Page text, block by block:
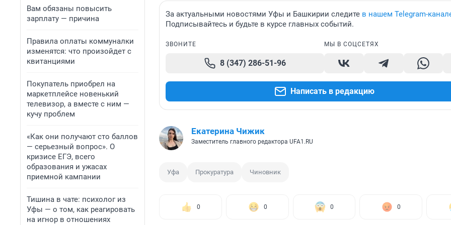
Вам обязаны повысить
зарплату — причина
Правила оплаты коммуналки
изменятся: что произойдет с
квитанциями
Покупатель приобрел на
маркетплейсе новенький
телевизор, а вместе с ним —
кучу проблем
«Как они получают сто баллов
— серьезный вопрос». О
кризисе ЕГЭ, всего
образования и ужасах
приемной кампании
Тишина в чате: психолог из
Уфы — о том, как реагировать
на игнор в отношениях
За актуальными новостями Уфы и Башкирии следите в нашем Telegram-
Подписывайтесь и будьте в курсе главных событий.
ЗВОНИТЕ
8 (347) 286-51-96
МЫ В СОЦСЕТЯХ
Написать в редакцию
Екатерина Чижик
Заместитель главного редактора UFA1.RU
Уфа Прокуратура Чиновник
0 0 0 0